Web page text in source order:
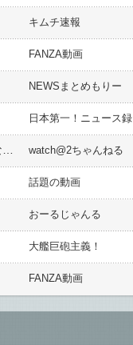
キムチ速報
FANZA動画
NEWSまとめもりー
日本第一！ニュース録
watch@2ちゃんねる
話題の動画
おーるじゃんる
大艦巨砲主義！
FANZA動画